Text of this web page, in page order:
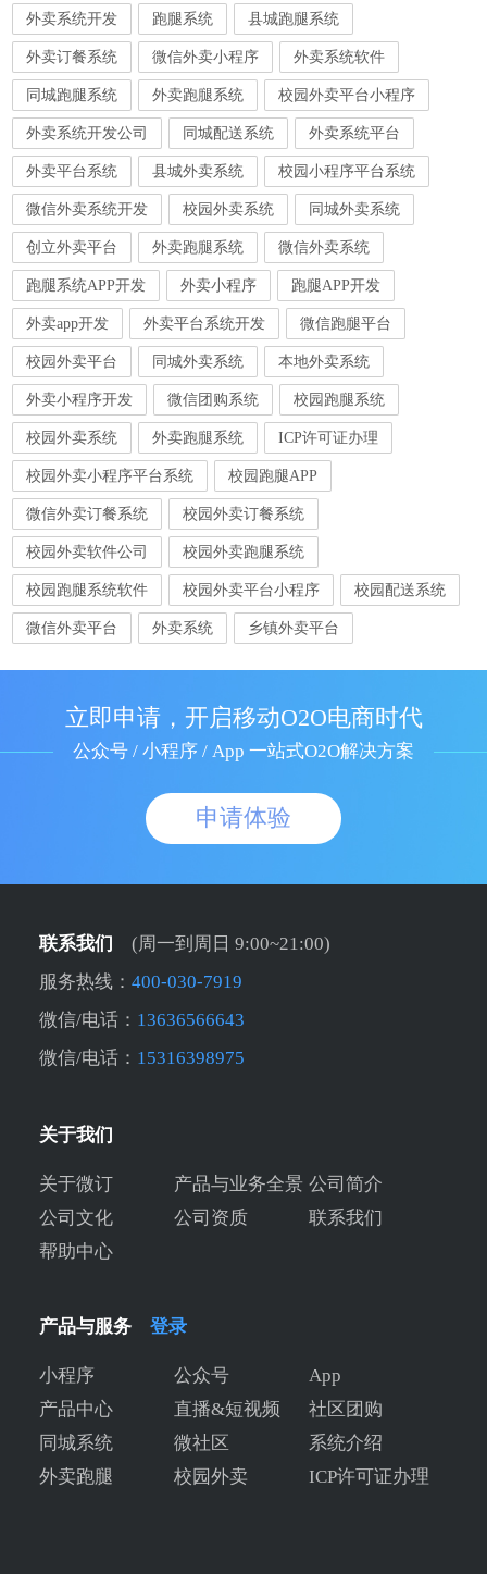
外卖系统开发 跑腿系统 县城跑腿系统
外卖订餐系统 微信外卖小程序 外卖系统软件
同城跑腿系统 外卖跑腿系统 校园外卖平台小程序
外卖系统开发公司 同城配送系统 外卖系统平台
外卖平台系统 县城外卖系统 校园小程序平台系统
微信外卖系统开发 校园外卖系统 同城外卖系统
创立外卖平台 外卖跑腿系统 微信外卖系统
跑腿系统APP开发 外卖小程序 跑腿APP开发
外卖app开发 外卖平台系统开发 微信跑腿平台
校园外卖平台 同城外卖系统 本地外卖系统
外卖小程序开发 微信团购系统 校园跑腿系统
校园外卖系统 外卖跑腿系统 ICP许可证办理
校园外卖小程序平台系统 校园跑腿APP
微信外卖订餐系统 校园外卖订餐系统
校园外卖软件公司 校园外卖跑腿系统
校园跑腿系统软件 校园外卖平台小程序 校园配送系统
微信外卖平台 外卖系统 乡镇外卖平台
立即申请，开启移动O2O电商时代
公众号 / 小程序 / App 一站式O2O解决方案
申请体验
联系我们
(周一到周日 9:00~21:00)
服务热线： 400-030-7919
微信/电话： 13636566643
微信/电话： 15316398975
关于我们
关于微订 产品与业务全景 公司简介
公司文化
公司资质
联系我们
帮助中心
产品与服务 登录
小程序 公众号
App
产品中心
直播&短视频
社区团购
同城系统
微社区
系统介绍
外卖跑腿
校园外卖 ICP许可证办理